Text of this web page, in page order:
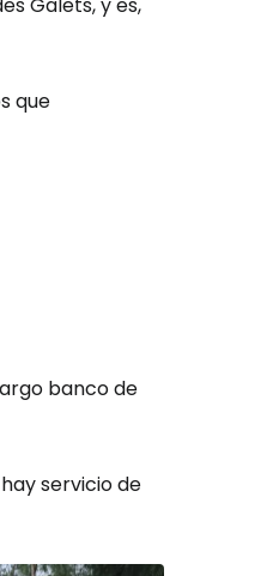
que
banco de
servicio de